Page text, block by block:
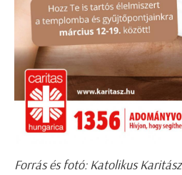
Forrás és fotó: Katolikus Karitász